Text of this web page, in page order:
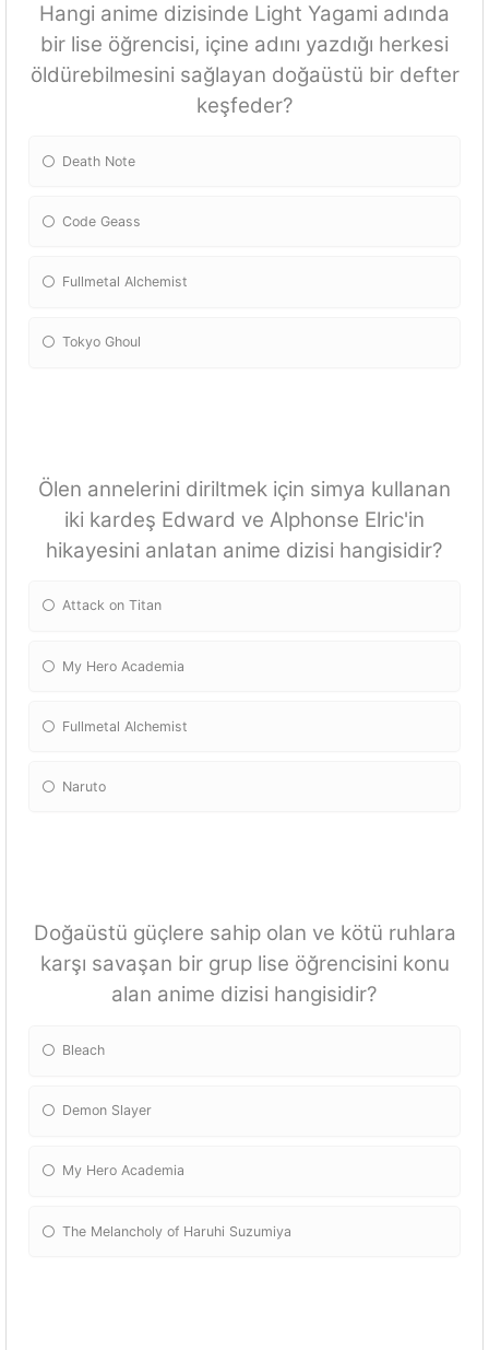
Hangi anime dizisinde Light Yagami adında
bir lise öğrencisi, içine adını yazdığı herkesi
öldürebilmesini sağlayan doğaüstü bir defter
keşfeder?
Death Note
Code Geass
Fullmetal Alchemist
Tokyo Ghoul
Ölen annelerini diriltmek için simya kullanan
iki kardeş Edward ve Alphonse Elric'in
hikayesini anlatan anime dizisi hangisidir?
Attack on Titan
My Hero Academia
Fullmetal Alchemist
Naruto
Doğaüstü güçlere sahip olan ve kötü ruhlara
karşı savaşan bir grup lise öğrencisini konu
alan anime dizisi hangisidir?
Bleach
Demon Slayer
My Hero Academia
The Melancholy of Haruhi Suzumiya